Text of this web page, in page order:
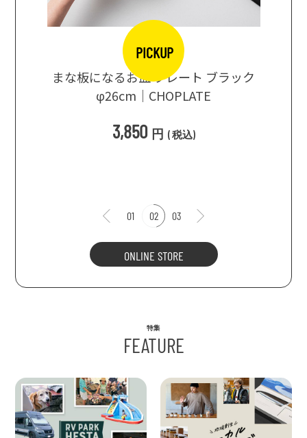
PICKUP
まな板になるお皿 プレート ブラック
φ26cm｜CHOPLATE
3,850 円 (税込)
01 02 03
ONLINE STORE
特集
FEATURE